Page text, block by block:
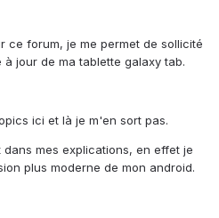
ce forum, je me permet de sollicité
jour de ma tablette galaxy tab.
ici et là je m'en sort pas.
mes explications, en effet je
plus moderne de mon android.